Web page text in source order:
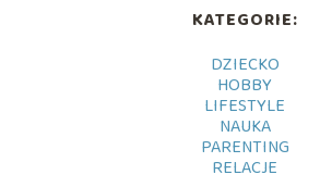
KATEGORIE:
DZIECKO
HOBBY
LIFESTYLE
NAUKA
PARENTING
RELACJE